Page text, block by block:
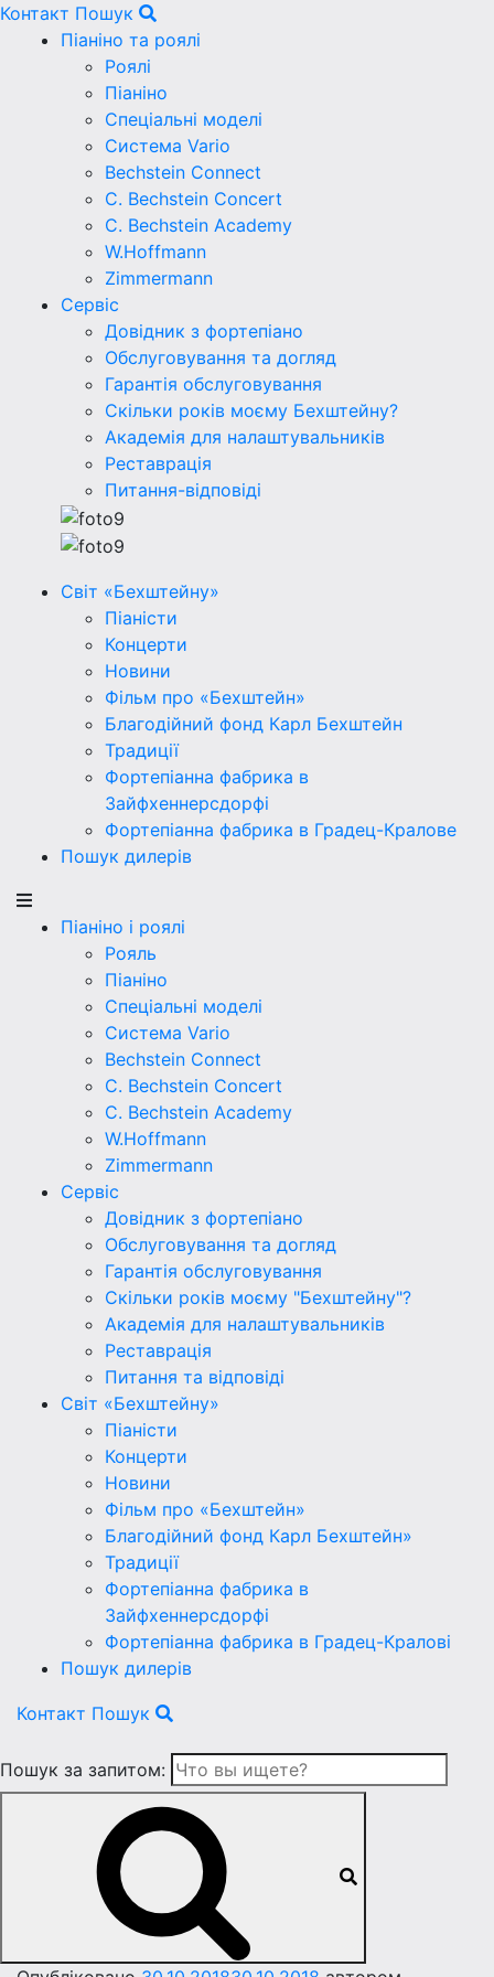
Контакт Пошук
Піаніно та роялі
Роялі
Піаніно
Спеціальні моделі
Система Vario
Bechstein Connect
C. Bechstein Concert
C. Bechstein Academy
W.Hoffmann
Zimmermann
Сервіс
Довідник з фортепіано
Обслуговування та догляд
Гарантія обслуговування
Скільки років моєму Бехштейну?
Академія для налаштувальників
Реставрація
Питання-відповіді
Світ «Бехштейну»
Піаністи
Концерти
Новини
Фільм про «Бехштейн»
Благодійний фонд Карл Бехштейн
Традиції
Фортепіанна фабрика в
Зайфхеннерсдорфi
Фортепіанна фабрика в Градец-Кралове
Пошук дилерів
Піаніно і роялі
Рояль
Піаніно
Спеціальні моделі
Система Vario
Bechstein Connect
C. Bechstein Concert
C. Bechstein Academy
W.Hoffmann
Zimmermann
Сервіс
Довідник з фортепіано
Обслуговування та догляд
Гарантія обслуговування
Скільки років моєму "Бехштейну"?
Академія для налаштувальників
Реставрація
Питання та відповіді
Світ «Бехштейну»
Піаністи
Концерти
Новини
Фільм про «Бехштейн»
Благодійний фонд Карл Бехштейн»
Традиції
Фортепіанна фабрика в
Зайфхеннерсдорфi
Фортепіанна фабрика в Градец-Краловi
Пошук дилерів
Контакт Пошук
Пошук за запитом: